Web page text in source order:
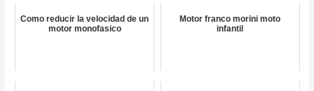
Como reducir la velocidad de un
motor monofasico
Motor franco morini moto
infantil